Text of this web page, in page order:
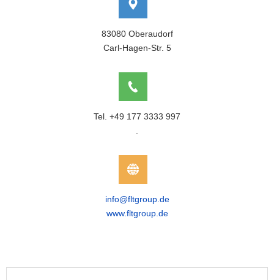
83080 Oberaudorf
Carl-Hagen-Str. 5
Tel. +49 177 3333 997
info@fltgroup.de
www.fltgroup.de